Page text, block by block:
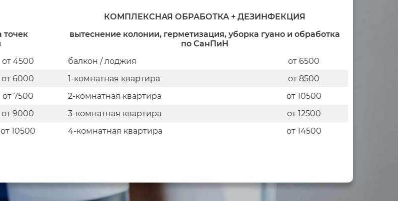
точек
от 4500
от 6000
от 7500
от 9000
от 10500
КОМПЛЕКСНАЯ ОБРАБОТКА + ДЕЗИНФЕКЦИЯ
вытеснение колонии, герметизация, уборка гуано и обработка
по СанПиН
балкон / лоджия
от 6500
1-комнатная квартира
от 8500
2-комнатная квартира
от 10500
3-комнатная квартира
от 12500
4-комнатная квартира
от 14500